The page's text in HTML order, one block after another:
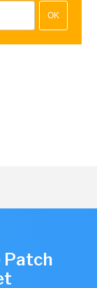
OK
Patch